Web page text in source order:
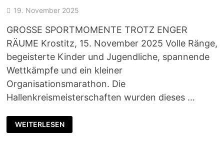
19. November 2025
GROSSE SPORTMOMENTE TROTZ ENGER
RÄUME Krostitz, 15. November 2025 Volle Ränge,
begeisterte Kinder und Jugendliche, spannende
Wettkämpfe und ein kleiner
Organisationsmarathon. Die
Hallenkreismeisterschaften wurden dieses …
HALLENKREISMEISTERSCHAFTEN
IN
KROSTITZ
WEITERLESEN